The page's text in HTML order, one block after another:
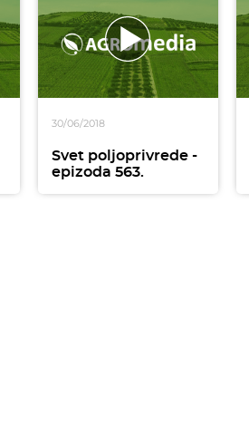
30/06/2018
Svet poljoprivrede -
epizoda 563.